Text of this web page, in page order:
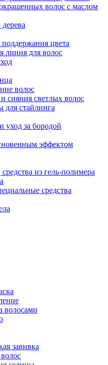
волос с маслом
цвета
линия для волос
волос
сияния светлых волос
для стайлинга
уход за бородой
эффектом
из гель-полимера
средства
волосами
завивка